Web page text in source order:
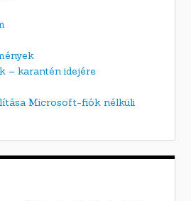
– karantén idejére
Microsoft-fiók nélküli